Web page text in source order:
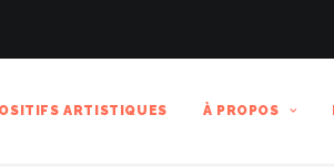
ARTISTIQUES À PROPOS